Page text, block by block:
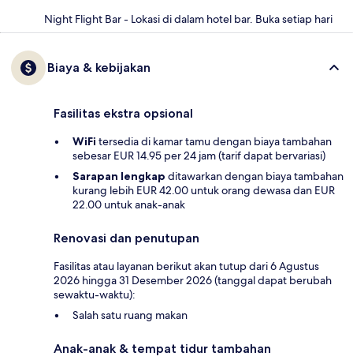
Night Flight Bar - Lokasi di dalam hotel bar. Buka setiap hari
Biaya & kebijakan
Fasilitas ekstra opsional
WiFi tersedia di kamar tamu dengan biaya tambahan
sebesar EUR 14.95 per 24 jam (tarif dapat bervariasi)
Sarapan lengkap ditawarkan dengan biaya tambahan
kurang lebih EUR 42.00 untuk orang dewasa dan EUR
22.00 untuk anak-anak
Renovasi dan penutupan
Fasilitas atau layanan berikut akan tutup dari 6 Agustus
2026 hingga 31 Desember 2026 (tanggal dapat berubah
sewaktu-waktu):
Salah satu ruang makan
Anak-anak & tempat tidur tambahan